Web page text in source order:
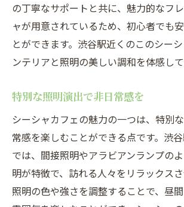
の丁寧なサポートと共に、魅力的なフ
ャが用意されているため、初心者でも
とができます。渋谷駅近くのこのシー
ンテリアと照明の美しい調和を体感して
特別な照明演出で非日常感を
シーシャカフェの魅力の一つは、特別
常感を楽しむことができる点です。渋
では、間接照明やアラビアンランプの
明が特徴で、訪れる人々をリラックスさ
照明の色や強さを調整することで、昼